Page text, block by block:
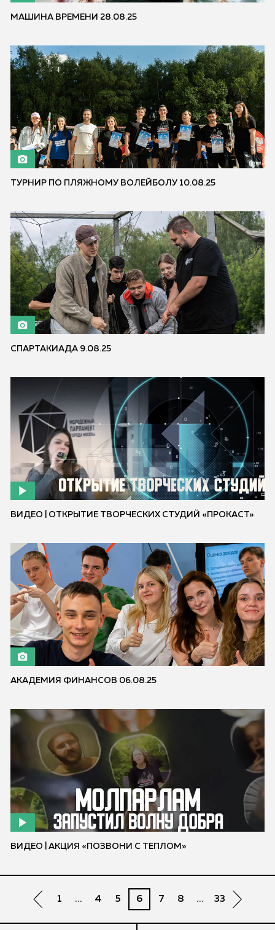
МАШИНА ВРЕМЕНИ 28.08.25
ТУРНИР ПО ПЛЯЖНОМУ ВОЛЕЙБОЛУ 10.08.25
СПАРТАКИАДА 9.08.25
ВИДЕО | ОТКРЫТИЕ ТВОРЧЕСКИХ СТУДИЙ «ПРОКАСТ»
АКАДЕМИЯ ФИНАНСОВ 06.08.25
ВИДЕО | АКЦИЯ «ПОЗВОНИ С ТЕПЛОМ»
1 ... 4 5 6 7 8 ... 33